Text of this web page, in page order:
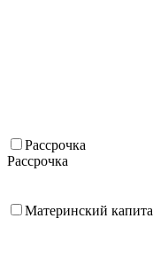
Рассрочка
Рассрочка
Материнский